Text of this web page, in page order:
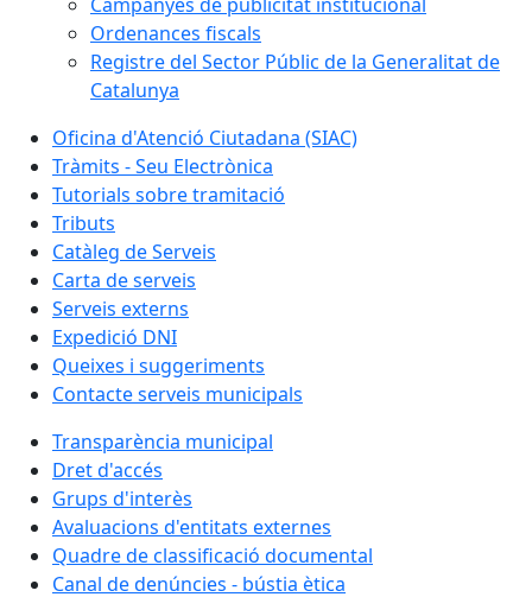
Ordenances fiscals
Registre del Sector Públic de la Generalitat de
Catalunya
Oficina d'Atenció Ciutadana (SIAC)
Tràmits - Seu Electrònica
Tutorials sobre tramitació
Tributs
Catàleg de Serveis
Carta de serveis
Serveis externs
Expedició DNI
Queixes i suggeriments
Contacte serveis municipals
Transparència municipal
Dret d'accés
Grups d'interès
Avaluacions d'entitats externes
Quadre de classificació documental
Canal de denúncies - bústia ètica